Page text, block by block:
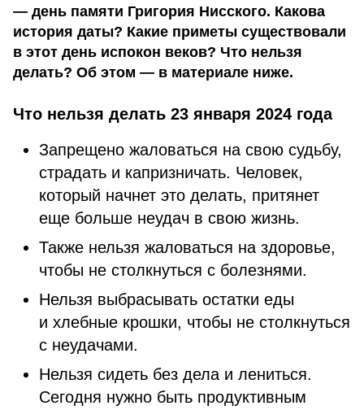
— день памяти Григория Нисского. Какова
история даты? Какие приметы существовали
в этот день испокон веков? Что нельзя
делать? Об этом — в материале ниже.
Что нельзя делать 23 января 2024 года
Запрещено жаловаться на свою судьбу,
страдать и капризничать. Человек,
который начнет это делать, притянет
еще больше неудач в свою жизнь.
Также нельзя жаловаться на здоровье,
чтобы не столкнуться с болезнями.
Нельзя выбрасывать остатки еды
и хлебные крошки, чтобы не столкнуться
с неудачами.
Нельзя сидеть без дела и лениться.
Сегодня нужно быть продуктивным